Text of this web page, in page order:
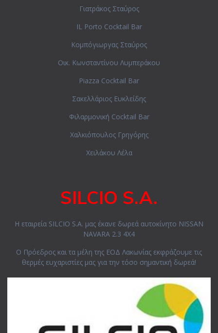
Γιατράκος Σταύρος
IL Porto Cocktail Bar
Κομπόγιωργας Σταύρος
Οικ. Κωνσταντίνου Λυμπεράκου
Piazza Cocktail Bar
Σακελλάριος Ευκλείδης
Φιλαρμονική Cocktail Bar
Χαλκιόπουλος Γρηγόρης
Χειλάκου Λέλα
SILCIO S.A.
H εταιρεία SILCIO S.A. μας έκανε δωρεά αυτοκίνητο NISSAN
NAVARA 2.3 4X4
Ο Πρόεδρος και τα μέλη της ΕΟΔ Λακωνίας εκφράζουμε τις
θερμές ευχαριστίες μας για την τόσο σημαντική δωρεά!